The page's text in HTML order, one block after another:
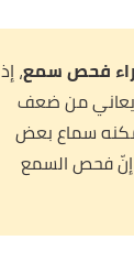
فحص سمع، إذ
يعاني من ضعف
سماع بعض
إنّ فحص السمع